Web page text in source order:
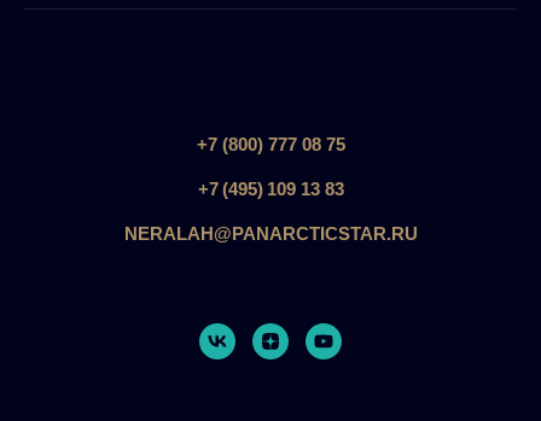
+7 (800) 777 08 75
+7 (495) 109 13 83
NERALAH@PANARCTICSTAR.RU